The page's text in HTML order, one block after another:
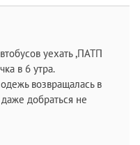
уехать ,ПАТП
в 6 утра.
возвращалась в
добраться не